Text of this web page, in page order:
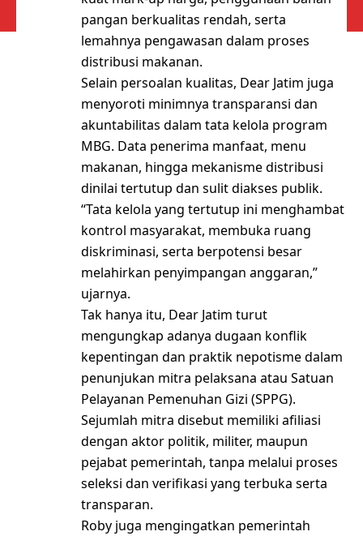
pangan berkualitas rendah, serta
lemahnya pengawasan dalam proses
distribusi makanan.
Selain persoalan kualitas, Dear Jatim juga
menyoroti minimnya transparansi dan
akuntabilitas dalam tata kelola program
MBG. Data penerima manfaat, menu
makanan, hingga mekanisme distribusi
dinilai tertutup dan sulit diakses publik.
“Tata kelola yang tertutup ini menghambat
kontrol masyarakat, membuka ruang
diskriminasi, serta berpotensi besar
melahirkan penyimpangan anggaran,”
ujarnya.
Tak hanya itu, Dear Jatim turut
mengungkap adanya dugaan konflik
kepentingan dan praktik nepotisme dalam
penunjukan mitra pelaksana atau Satuan
Pelayanan Pemenuhan Gizi (SPPG).
Sejumlah mitra disebut memiliki afiliasi
dengan aktor politik, militer, maupun
pejabat pemerintah, tanpa melalui proses
seleksi dan verifikasi yang terbuka serta
transparan.
Roby juga mengingatkan pemerintah